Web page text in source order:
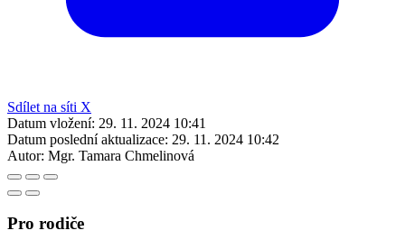
Sdílet na síti X
Datum vložení: 29. 11. 2024 10:41
Datum poslední aktualizace: 29. 11. 2024 10:42
Autor: Mgr. Tamara Chmelinová
Pro rodiče